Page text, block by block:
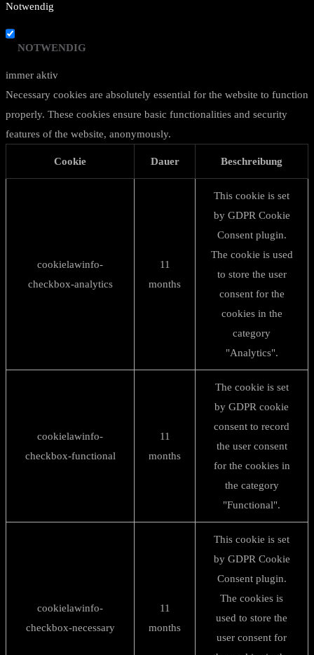
Notwendig
NOTWENDIG
immer aktiv
Necessary cookies are absolutely essential for the website to function
properly. These cookies ensure basic functionalities and security
features of the website, anonymously.
Cookie Dauer Beschreibung
cookielawinfo-
checkbox-analytics
11
months
This cookie is set
by GDPR Cookie
Consent plugin.
The cookie is used
to store the user
consent for the
cookies in the
category
"Analytics".
cookielawinfo-
checkbox-functional
11
months
The cookie is set
by GDPR cookie
consent to record
the user consent
for the cookies in
the category
"Functional".
cookielawinfo-
checkbox-necessary
11
months
This cookie is set
by GDPR Cookie
Consent plugin.
The cookies is
used to store the
user consent for